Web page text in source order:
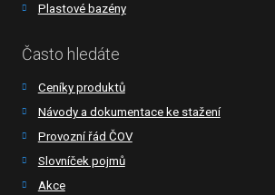
Plastové bazény
Často hledáte
Ceníky produktů
Návody a dokumentace ke stažení
Provozní řád ČOV
Slovníček pojmů
Akce